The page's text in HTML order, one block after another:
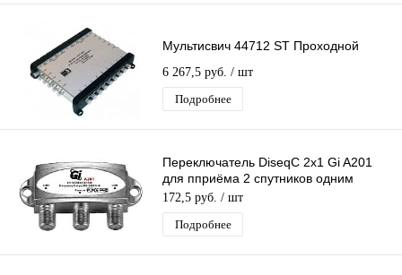
Мультисвич 44712 ST Проходной
6 267,5 руб. / шт
Подробнее
Переключатель DiseqC 2х1 Gi A201
для пприёма 2 спутников одним
ресивером (цифровой приставкой)
172,5 руб. / шт
Подробнее